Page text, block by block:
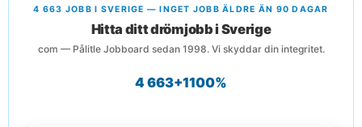
4 663 JOBB I SVERIGE — INGET JOBB ÄLDRE ÄN 90 DAGAR
Hitta ditt drömjobb i Sverige
com — Pålitle Jobboard sedan 1998. Vi skyddar din integritet.
4 663+1100%